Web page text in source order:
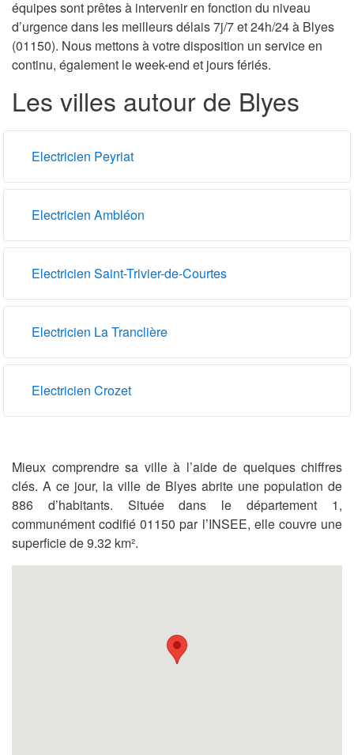
équipes sont prêtes à intervenir en fonction du niveau
d’urgence dans les meilleurs délais 7j/7 et 24h/24 à Blyes
(01150). Nous mettons à votre disposition un service en
continu, également le week-end et jours fériés.
Les villes autour de Blyes
Electricien Peyriat
Electricien Ambléon
Electricien Saint-Trivier-de-Courtes
Electricien La Tranclière
Electricien Crozet
Mieux comprendre sa ville à l’aide de quelques chiffres
clés. A ce jour, la ville de Blyes abrite une population de
886 d’habitants. Située dans le département 1,
communément codifié 01150 par l’INSEE, elle couvre une
superficie de 9.32 km².